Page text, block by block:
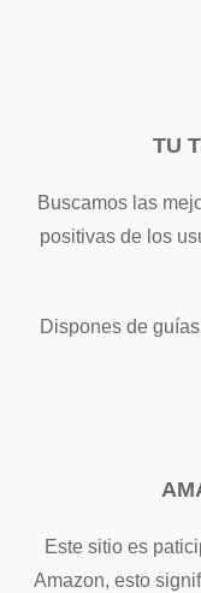
TU
Buscamos las
positivas de los
Dispones de
Este sitio es
Amazon, esto